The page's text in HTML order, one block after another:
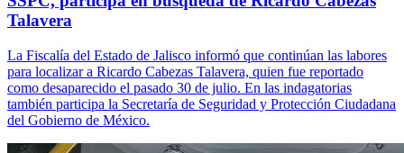
Talavera
La Fiscalía del Estado de Jalisco informó que continúan las labores
para localizar a Ricardo Cabezas Talavera, quien fue reportado
como desaparecido el pasado 30 de julio. En las indagatorias
también participa la Secretaría de Seguridad y Protección Ciudadana
del Gobierno de México.